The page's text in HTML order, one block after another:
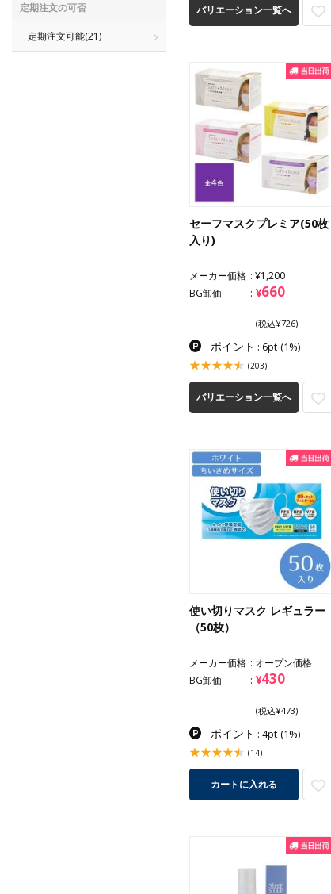
定期注文の可否
定期注文可能(21)
バリエーション一覧へ
セーフマスクプレミア(50枚
入り)
メーカー価格
¥1,200
BG卸価
¥660
(税込¥726)
ポイント : 6pt (1%)
(203)
バリエーション一覧へ
使い切りマスク レギュラー
（50枚）
メーカー価格
オープン価格
BG卸価
¥430
(税込¥473)
ポイント : 4pt (1%)
(14)
カートに入れる